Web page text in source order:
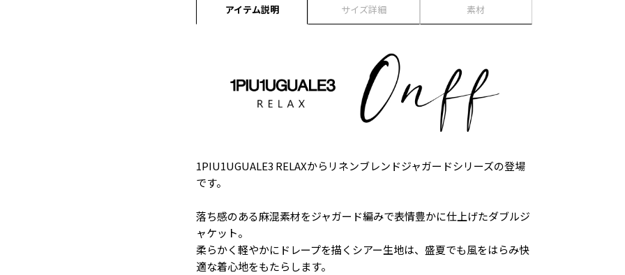
アイテム説明 サイズ詳細 素材
1PIU1UGUALE3 RELAXからリネンブレンドジャガードシリーズの登場
です。
落ち感のある麻混素材をジャガード編みで表情豊かに仕上げたダブルジ
ャケット。
柔らかく軽やかにドレープを描くシアー生地は、盛夏でも風をはらみ快
適な着心地をもたらします。